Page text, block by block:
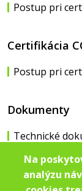
Postup pri
Certifikácia
Postup pri
Dokumenty
Technické
Na
analýzu